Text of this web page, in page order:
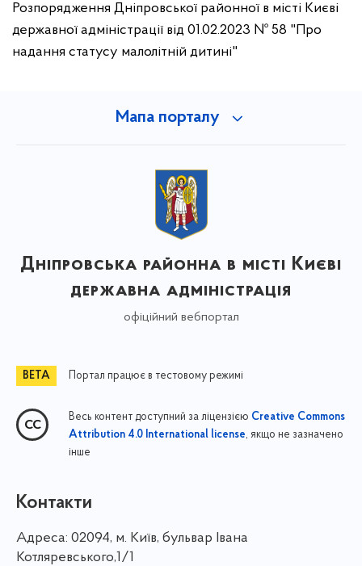
Розпорядження Дніпровської районної в місті Києві
державної адміністрації від 01.02.2023 № 58 "Про
надання статусу малолітній дитині"
Мапа порталу
Дніпровська районна в місті Києві
державна адміністрація
офіційний вебпортал
Портал працює в тестовому режимі
Весь контент доступний за ліцензією Creative Commons
Attribution 4.0 International license, якщо не зазначено
інше
Контакти
Адреса: 02094, м. Київ, бульвар Івана
Котляревського,1/1